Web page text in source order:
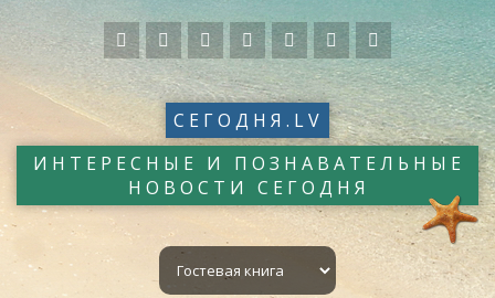
СЕГОДНЯ.LV
ИНТЕРЕСНЫЕ И ПОЗНАВАТЕЛЬНЫЕ
НОВОСТИ СЕГОДНЯ